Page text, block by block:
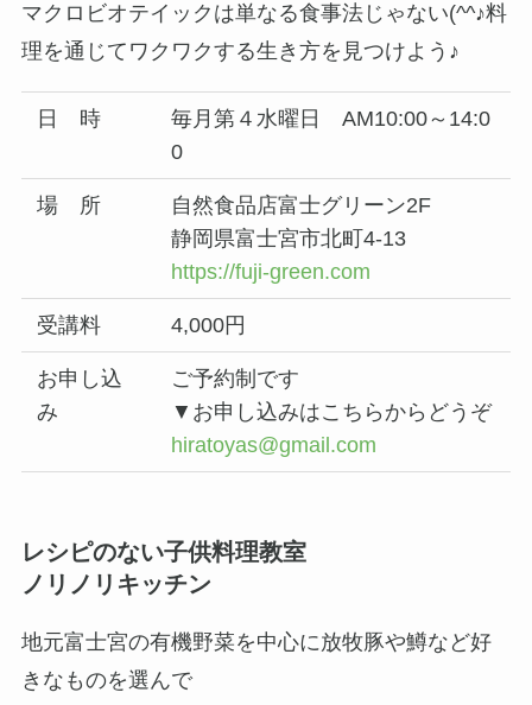
マクロビオテイックは単なる食事法じゃない(^^♪料
理を通じてワクワクする生き方を見つけよう♪
日 時
毎月第４水曜日 AM10:00～14:0
0
場 所
自然食品店富士グリーン2F
静岡県富士宮市北町4-13
https://fuji-green.com
受講料 4,000円
お申し込
み
ご予約制です
▼お申し込みはこちらからどうぞ
hiratoyas@gmail.com
レシピのない子供料理教室
ノリノリキッチン
地元富士宮の有機野菜を中心に放牧豚や鱒など好
きなものを選んで